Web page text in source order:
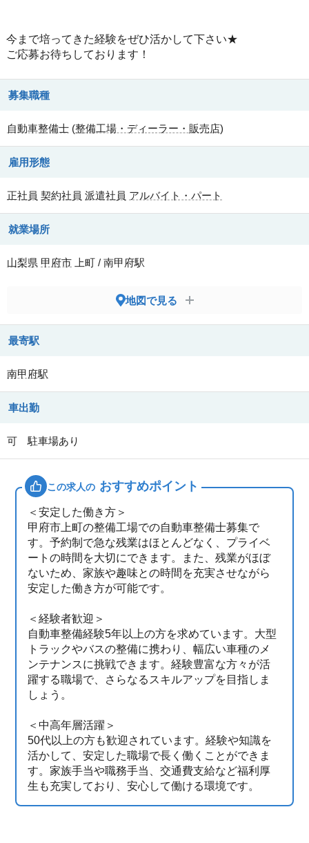
今まで培ってきた経験をぜひ活かして下さい★
ご応募お待ちしております！
募集職種
自動車整備士 (整備工場・ディーラー・販売店)
雇用形態
正社員 契約社員 派遣社員 アルバイト・パート
就業場所
山梨県 甲府市 上町 / 南甲府駅
地図で見る
最寄駅
南甲府駅
車出勤
可 駐車場あり
この求人の おすすめポイント
＜安定した働き方＞
甲府市上町の整備工場での自動車整備士募集で
す。予約制で急な残業はほとんどなく、プライベ
ートの時間を大切にできます。また、残業がほぼ
ないため、家族や趣味との時間を充実させながら
安定した働き方が可能です。
＜経験者歓迎＞
自動車整備経験5年以上の方を求めています。大型
トラックやバスの整備に携わり、幅広い車種のメ
ンテナンスに挑戦できます。経験豊富な方々が活
躍する職場で、さらなるスキルアップを目指しま
しょう。
＜中高年層活躍＞
50代以上の方も歓迎されています。経験や知識を
活かして、安定した職場で長く働くことができま
す。家族手当や職務手当、交通費支給など福利厚
生も充実しており、安心して働ける環境です。